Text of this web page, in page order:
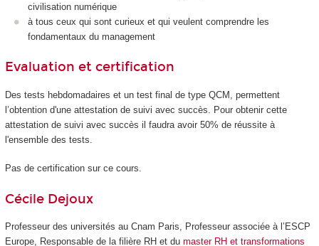
civilisation numérique
à tous ceux qui sont curieux et qui veulent comprendre les
fondamentaux du management
Evaluation et certification
Des tests hebdomadaires et un test final de type QCM, permettent
l’obtention d'une attestation de suivi avec succès. Pour obtenir cette
attestation de suivi avec succès il faudra avoir 50% de réussite à
l'ensemble des tests.
Pas de certification sur ce cours.
Cécile Dejoux
Professeur des universités au Cnam Paris, Professeur associée à l’ESCP
Europe, Responsable de la filière RH et du master RH et transformations